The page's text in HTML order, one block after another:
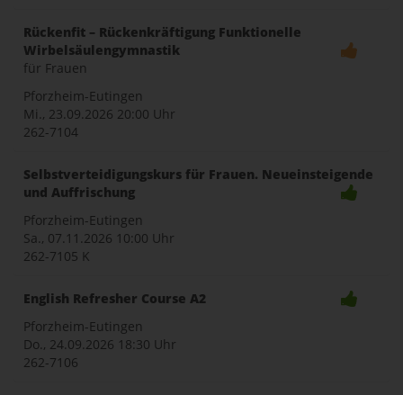
Rückenfit – Rückenkräftigung Funktionelle
Wirbelsäulengymnastik
für Frauen
Pforzheim-Eutingen
Mi., 23.09.2026 20:00 Uhr
262-7104
Selbstverteidigungskurs für Frauen. Neueinsteigende
und Auffrischung
Pforzheim-Eutingen
Sa., 07.11.2026 10:00 Uhr
262-7105 K
English Refresher Course A2
Pforzheim-Eutingen
Do., 24.09.2026 18:30 Uhr
262-7106